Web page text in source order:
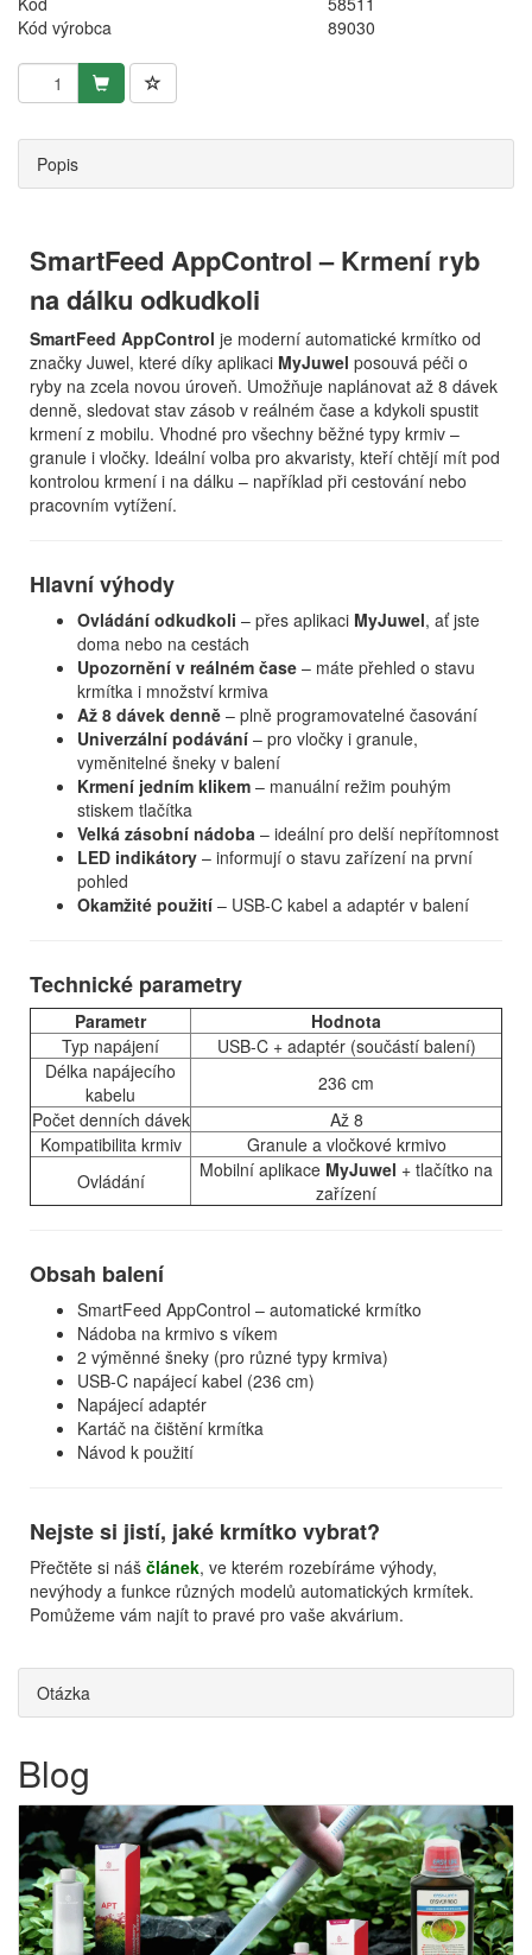
Kód výrobca
89030
Popis
SmartFeed AppControl – Krmení ryb
na dálku odkudkoli
SmartFeed AppControl je moderní automatické krmítko od
značky Juwel, které díky aplikaci MyJuwel posouvá péči o
ryby na zcela novou úroveň. Umožňuje naplánovat až 8 dávek
denně, sledovat stav zásob v reálném čase a kdykoli spustit
krmení z mobilu. Vhodné pro všechny běžné typy krmiv –
granule i vločky. Ideální volba pro akvaristy, kteří chtějí mít pod
kontrolou krmení i na dálku – například při cestování nebo
pracovním vytížení.
Hlavní výhody
Ovládání odkudkoli – přes aplikaci MyJuwel, ať jste
doma nebo na cestách
Upozornění v reálném čase – máte přehled o stavu
krmítka i množství krmiva
Až 8 dávek denně – plně programovatelné časování
Univerzální podávání – pro vločky i granule,
vyměnitelné šneky v balení
Krmení jedním klikem – manuální režim pouhým
stiskem tlačítka
Velká zásobní nádoba – ideální pro delší nepřítomnost
LED indikátory – informují o stavu zařízení na první
pohled
Okamžité použití – USB-C kabel a adaptér v balení
Technické parametry
Parametr
Hodnota
Typ napájení
USB-C + adaptér (součástí balení)
Délka napájecího
kabelu
236 cm
Počet denních dávek
Až 8
Kompatibilita krmiv
Granule a vločkové krmivo
Ovládání
Mobilní aplikace MyJuwel + tlačítko na
zařízení
Obsah balení
SmartFeed AppControl – automatické krmítko
Nádoba na krmivo s víkem
2 výměnné šneky (pro různé typy krmiva)
USB-C napájecí kabel (236 cm)
Napájecí adaptér
Kartáč na čištění krmítka
Návod k použití
Nejste si jistí, jaké krmítko vybrat?
Přečtěte si náš článek, ve kterém rozebíráme výhody,
nevýhody a funkce různých modelů automatických krmítek.
Pomůžeme vám najít to pravé pro vaše akvárium.
Otázka
Blog